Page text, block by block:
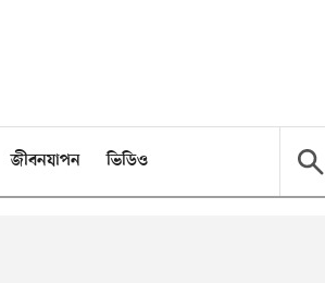
জীবনযাপন ভিডিও